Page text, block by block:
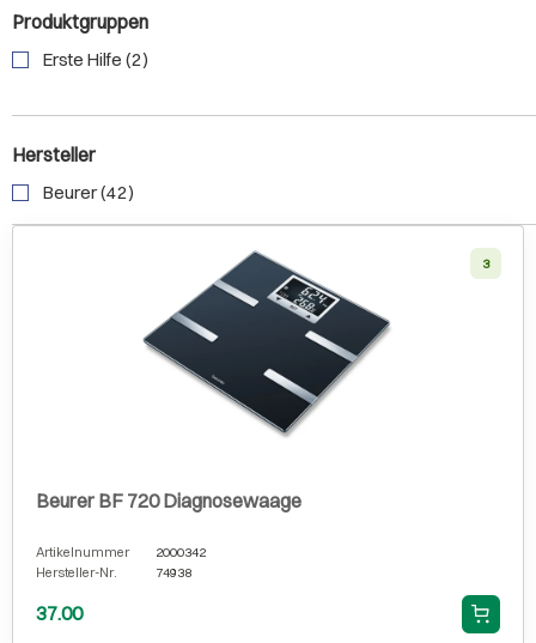
Produktgruppen
Erste Hilfe (2)
Hersteller
Beurer (42)
3
Beurer BF 720 Diagnosewaage
Artikelnummer
2000342
Hersteller-Nr.
74938
37.00